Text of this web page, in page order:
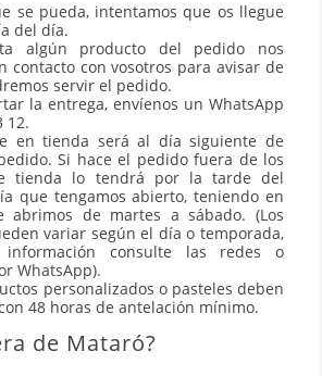
se pueda, intentamos que os llegue
del día.
algún producto del pedido nos
contacto con vosotros para avisar de
servir el pedido.
la entrega, envíenos un WhatsApp
12.
en tienda será al día siguiente de
Si hace el pedido fuera de los
tienda lo tendrá por la tarde del
que tengamos abierto, teniendo en
abrimos de martes a sábado. (Los
variar según el día o temporada,
consulte las redes o
WhatsApp).
personalizados o pasteles deben
48 horas de antelación mínimo.
de Mataró?